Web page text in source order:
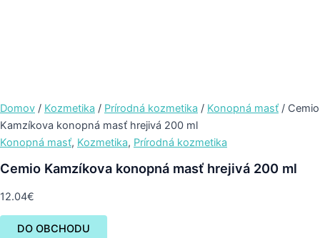
Domov / Kozmetika / Prírodná kozmetika / Konopná masť / Cemio
Kamzíkova konopná masť hrejivá 200 ml
Konopná masť, Kozmetika, Prírodná kozmetika
Cemio Kamzíkova konopná masť hrejivá 200 ml
12.04€
DO OBCHODU